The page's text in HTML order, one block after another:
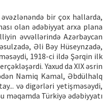
bir çox hallarda,
olan ədəbiyyat arxa plana
əvvəllərində Azərbaycan
Əli Bəy Hüseynzadə,
1918-ci ildə Şərqin ilk
Yaxud da XIX əsrin
Namiq Kamal, Əbdülhalq
və digərləri yetişməsəydi,
məqamda Türkiyə ədəbiyyatı